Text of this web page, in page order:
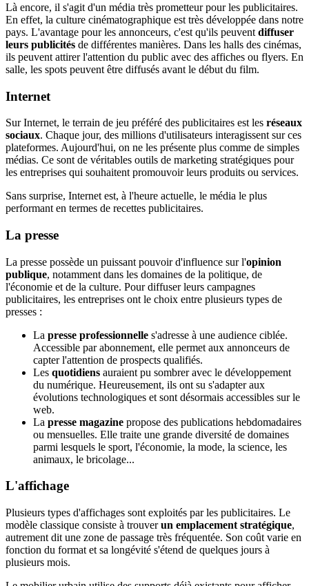
Là encore, il s'agit d'un média très prometteur pour les publicitaires.
En effet, la culture cinématographique est très développée dans notre
pays. L'avantage pour les annonceurs, c'est qu'ils peuvent diffuser
leurs publicités de différentes manières. Dans les halls des cinémas,
ils peuvent attirer l'attention du public avec des affiches ou flyers. En
salle, les spots peuvent être diffusés avant le début du film.
Internet
Sur Internet, le terrain de jeu préféré des publicitaires est les réseaux
sociaux. Chaque jour, des millions d'utilisateurs interagissent sur ces
plateformes. Aujourd'hui, on ne les présente plus comme de simples
médias. Ce sont de véritables outils de marketing stratégiques pour
les entreprises qui souhaitent promouvoir leurs produits ou services.
Sans surprise, Internet est, à l'heure actuelle, le média le plus
performant en termes de recettes publicitaires.
La presse
La presse possède un puissant pouvoir d'influence sur l'opinion
publique, notamment dans les domaines de la politique, de
l'économie et de la culture. Pour diffuser leurs campagnes
publicitaires, les entreprises ont le choix entre plusieurs types de
presses :
La presse professionnelle s'adresse à une audience ciblée.
Accessible par abonnement, elle permet aux annonceurs de
capter l'attention de prospects qualifiés.
Les quotidiens auraient pu sombrer avec le développement
du numérique. Heureusement, ils ont su s'adapter aux
évolutions technologiques et sont désormais accessibles sur le
web.
La presse magazine propose des publications hebdomadaires
ou mensuelles. Elle traite une grande diversité de domaines
parmi lesquels le sport, l'économie, la mode, la science, les
animaux, le bricolage...
L'affichage
Plusieurs types d'affichages sont exploités par les publicitaires. Le
modèle classique consiste à trouverun emplacement stratégique,
autrement dit une zone de passage très fréquentée. Son coût varie en
fonction du format et sa longévité s'étend de quelques jours à
plusieurs mois.